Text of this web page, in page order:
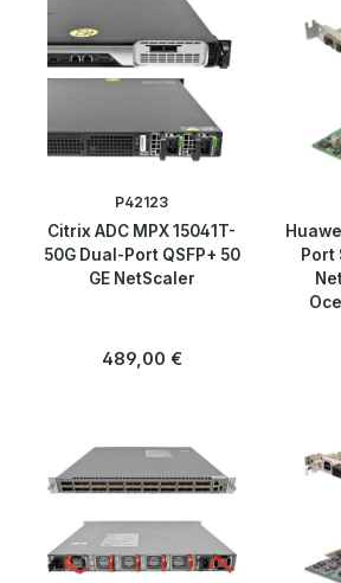
P42123
Citrix ADC MPX 15041T-
50G Dual-Port QSFP+ 50
GE NetScaler
Regulärer Preis:
489,00 €
Port